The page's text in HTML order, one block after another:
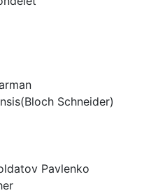
Schneider)
Pavlenko